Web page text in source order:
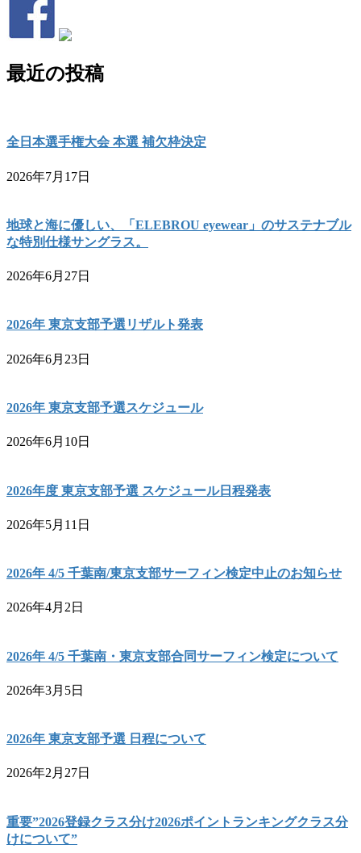
最近の投稿
全日本選手権大会 本選 補欠枠決定
2026年7月17日
地球と海に優しい、「ELEBROU eyewear」のサステナブル
な特別仕様サングラス。
2026年6月27日
2026年 東京支部予選リザルト発表
2026年6月23日
2026年 東京支部予選スケジュール
2026年6月10日
2026年度 東京支部予選 スケジュール日程発表
2026年5月11日
2026年 4/5 千葉南/東京支部サーフィン検定中止のお知らせ
2026年4月2日
2026年 4/5 千葉南・東京支部合同サーフィン検定について
2026年3月5日
2026年 東京支部予選 日程について
2026年2月27日
重要”2026登録クラス分け2026ポイントランキングクラス分
けについて”